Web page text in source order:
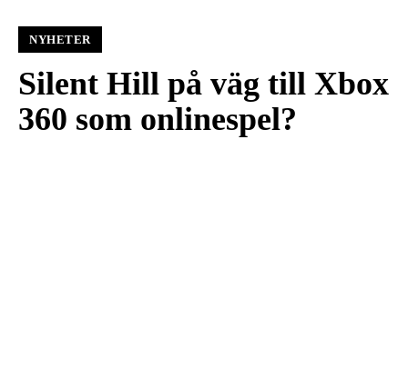
NYHETER
Silent Hill på väg till Xbox
360 som onlinespel?